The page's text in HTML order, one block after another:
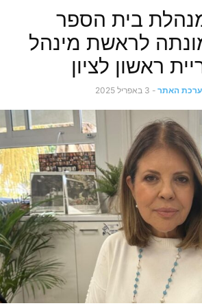
בית הספר
לראשת מינהל
ראשון לציון
האתר - 3 באפריל 2025